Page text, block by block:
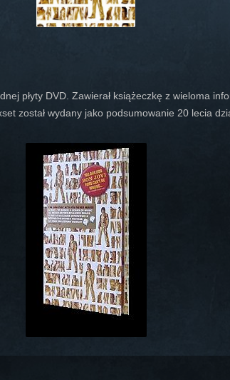
płyty DVD. Zawierał książeczkę z wieloma
został wydany jako podsumowanie 20 lecia